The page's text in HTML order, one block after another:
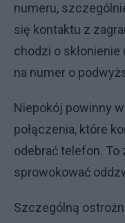
numeru,
się kontaktu z
chodzi o
na numer o
Niepokój powinny
połączenia, które
odebrać telefon. To
sprowokować
Szczególną